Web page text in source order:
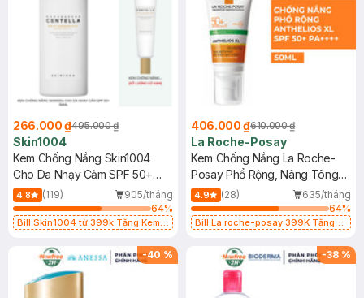
266.000 ₫495.000 ₫
Skin1004
Kem Chống Nắng Skin1004
Cho Da Nhạy Cảm SPF 50+
50ml
4.8 (119)
905/tháng
64%
Bill Skin1004 từ 399k Tặng Kem
SPF 50+ 20ml (SL Có Hạn)
406.000 ₫610.000 ₫
La Roche-Posay
Kem Chống Nắng La Roche-
Posay Phổ Rộng, Nâng Tông
Kiềm Dầu 50ml
4.9 (28)
635/tháng
64%
Bill La roche-posay 399K Tặng
(SL có hạn)
-40 % -38 %